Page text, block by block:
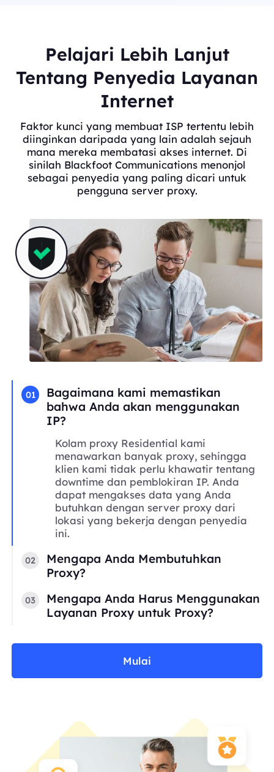
Pelajari Lebih Lanjut
Tentang Penyedia Layanan
Internet
Faktor kunci yang membuat ISP tertentu lebih
diinginkan daripada yang lain adalah sejauh
mana mereka membatasi akses internet. Di
sinilah Blackfoot Communications menonjol
sebagai penyedia yang paling dicari untuk
pengguna server proxy.
01
Bagaimana kami memastikan
bahwa Anda akan menggunakan
IP?
Kolam proxy Residential kami
menawarkan banyak proxy, sehingga
klien kami tidak perlu khawatir tentang
downtime dan pemblokiran IP. Anda
dapat mengakses data yang Anda
butuhkan dengan server proxy dari
lokasi yang bekerja dengan penyedia
ini.
02
Mengapa Anda Membutuhkan
Proxy?
03
Mengapa Anda Harus Menggunakan
Layanan Proxy untuk Proxy?
Mulai